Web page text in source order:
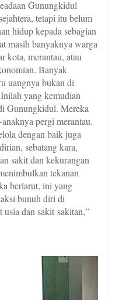
Gunungkidul
tetapi itu belum
hidup kepada sebagian
masih banyaknya warga
kota, merantau, atau
Banyak
uangnya bukan di
yang kemudian
Gunungkidul. Mereka
pergi merantau.
dengan baik juga
sebatang kara,
sakit dan kekurangan
tekanan
berlarut, ini yang
bunuh diri di
dan sakit-sakitan,”